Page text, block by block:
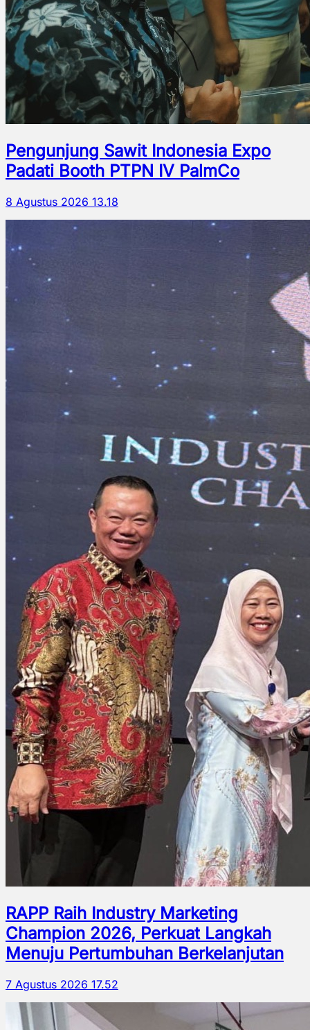
Pengunjung Sawit Indonesia Expo
Padati Booth PTPN IV PalmCo
8 Agustus 2026 13.18
RAPP Raih Industry Marketing
Champion 2026, Perkuat Langkah
Menuju Pertumbuhan Berkelanjutan
7 Agustus 2026 17.52